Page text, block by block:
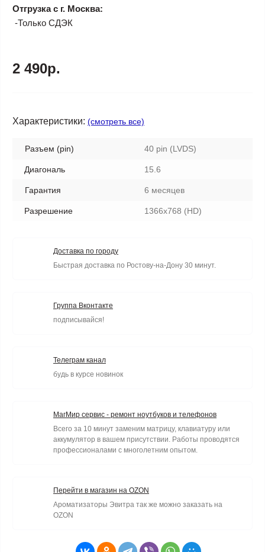
Отгрузка с г. Москва:
-Только СДЭК
2 490р.
Характеристики: (смотреть все)
Разъем (pin) 40 pin (LVDS)
Диагональ 15.6
Гарантия 6 месяцев
Разрешение 1366x768 (HD)
Доставка по городу
Быстрая доставка по Ростову-на-Дону 30 минут.
Группа Вконтакте
подписывайся!
Телеграм канал
будь в курсе новинок
МагМир сервис - ремонт ноутбуков и телефонов
Всего за 10 минут заменим матрицу, клавиатуру или
аккумулятор в вашем присутствии. Работы проводятся
профессионалами с многолетним опытом.
Перейти в магазин на OZON
Ароматизаторы Эвитра так же можно заказать на
OZON